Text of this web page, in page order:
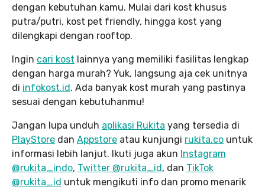
dengan kebutuhan kamu. Mulai dari kost khusus
putra/putri, kost pet friendly, hingga kost yang
dilengkapi dengan rooftop.
Ingin cari kost lainnya yang memiliki fasilitas lengkap
dengan harga murah? Yuk, langsung aja cek unitnya
di infokost.id. Ada banyak kost murah yang pastinya
sesuai dengan kebutuhanmu!
Jangan lupa unduh aplikasi Rukita yang tersedia di
PlayStore dan Appstore atau kunjungi rukita.co untuk
informasi lebih lanjut. Ikuti juga akun Instagram
@rukita_indo, Twitter @rukita_id, dan TikTok
@rukita_id untuk mengikuti info dan promo menarik